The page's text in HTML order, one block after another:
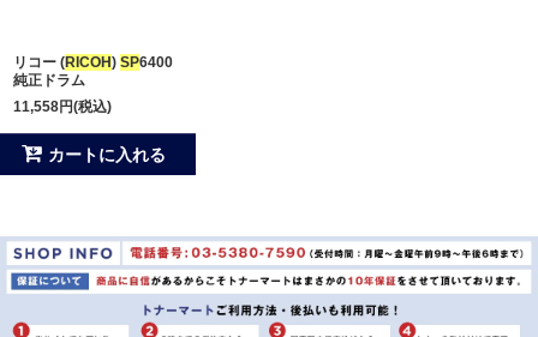
リコー (RICOH) SP6400
純正ドラム
11,558円(税込)
カートに入れる